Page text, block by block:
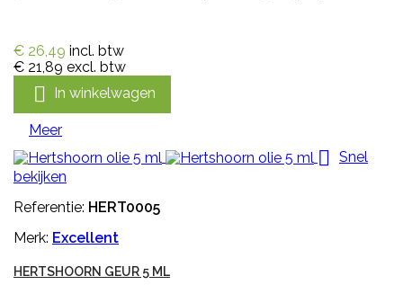
€ 26,49 incl. btw
€ 21,89 excl. btw
 In winkelwagen
Meer
 Snel
bekijken
Referentie: HERT0005
Merk: Excellent
HERTSHOORN GEUR 5 ML